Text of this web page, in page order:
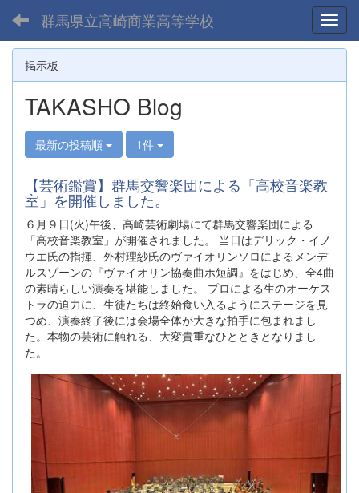
群馬県立高崎商業高等学校
掲示板
TAKASHO Blog
最新の投稿順 1件
【芸術鑑賞】群馬交響楽団による「高校音楽教
室」を開催しました。
６月９日(火)午後、高崎芸術劇場にて群馬交響楽団による
「高校音楽教室」が開催されました。 当日はデリック・イノ
ウエ氏の指揮、外村理紗氏のヴァイオリンソロによるメンデ
ルスゾーンの『ヴァイオリン協奏曲ホ短調』をはじめ、全4曲
の素晴らしい演奏を堪能しました。 プロによる生のオーケス
トラの迫力に、生徒たちは終始食い入るようにステージを見
つめ、演奏終了後には会場全体が大きな拍手に包まれまし
た。本物の芸術に触れる、大変貴重なひとときとなりまし
た。